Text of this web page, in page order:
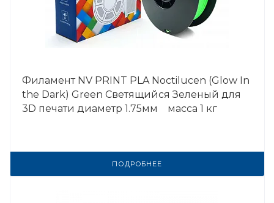
Филамент NV PRINT PLA Noctilucen (Glow In
the Dark) Green Светящийся Зеленый для
3D печати диаметр 1.75мм масса 1 кг
ПОДРОБНЕЕ